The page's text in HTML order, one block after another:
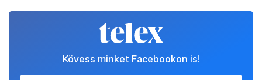
Kövess minket Facebookon is!